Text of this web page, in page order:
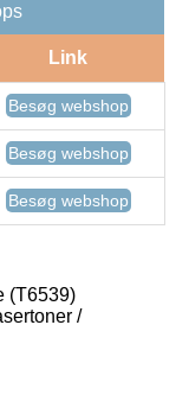
Link
Besøg webshop
Besøg webshop
Besøg webshop
(T6539)
/